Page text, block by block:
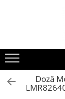
Toate
FOTOVOLTAICE
Acumulatori
ATS /
Doză